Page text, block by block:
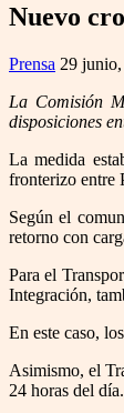
Nuevo
Prensa 29
La Comisión
disposiciones
La medida
fronterizo entre
Según el
retorno con
Para el
Integración,
En este caso,
Asimismo, el
24 horas del día.